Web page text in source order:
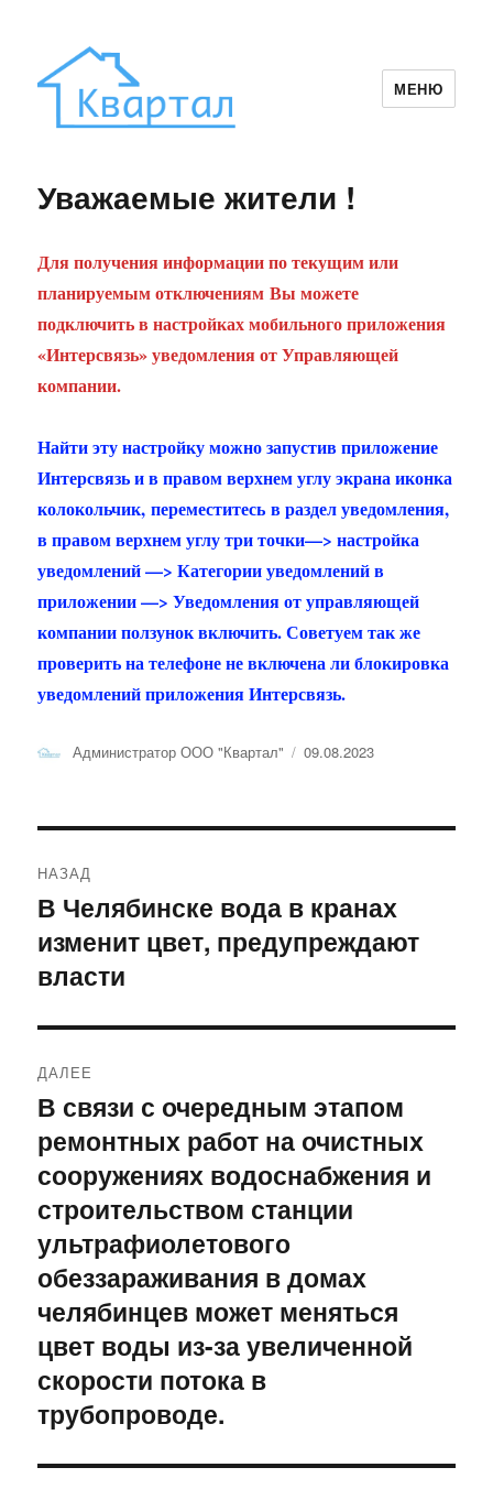
МЕНЮ
Уважаемые жители !
Для получения информации по текущим или
планируемым отключениям Вы можете
подключить в настройках мобильного приложения
«Интерсвязь» уведомления от Управляющей
компании.
Найти эту настройку можно запустив приложение
Интерсвязь и в правом верхнем углу экрана иконка
колокольчик, переместитесь в раздел уведомления,
в правом верхнем углу три точки—> настройка
уведомлений —> Категории уведомлений в
приложении —> Уведомления от управляющей
компании ползунок включить. Советуем так же
проверить на телефоне не включена ли блокировка
уведомлений приложения Интерсвязь.
Автор
Администратор ООО "Квартал" Опубликовано
09.08.2023
по
записям
НАЗАД
Предыдущая
запись:
В Челябинске вода в кранах
изменит цвет, предупреждают
власти
ДАЛЕЕ
Следующая
запись:
В связи с очередным этапом
ремонтных работ на очистных
сооружениях водоснабжения и
строительством станции
ультрафиолетового
обеззараживания в домах
челябинцев может меняться
цвет воды из-за увеличенной
скорости потока в
трубопроводе.